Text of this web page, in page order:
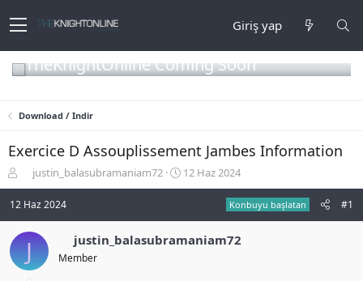
Giriş yap
TheKnightOnline Coming Soon
Download / Indir
Exercice D Assouplissement Jambes Information
o
n
u
y
u
b
justin_balasubramaniam72
B
a
n
12 Haz 2024
12 Haz 2024 Konbuyu başlatan #1
J justin_balasubramaniam72
Member